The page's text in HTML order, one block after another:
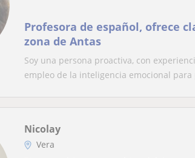
Profesora de español, ofrece
zona de Antas
Soy una persona proactiva, con
empleo de la inteligencia emocional para
Nicolay
Vera